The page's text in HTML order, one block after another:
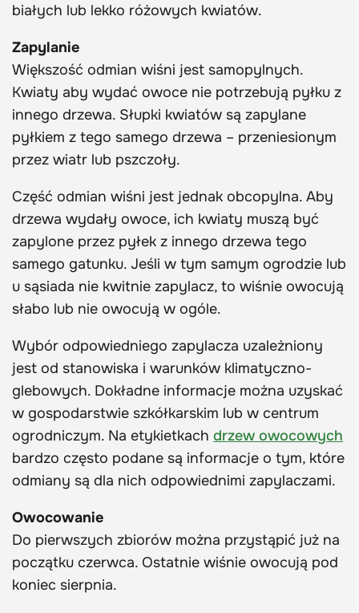
białych lub lekko różowych kwiatów.
Zapylanie
Większość odmian wiśni jest samopylnych.
Kwiaty aby wydać owoce nie potrzebują pyłku z
innego drzewa. Słupki kwiatów są zapylane
pyłkiem z tego samego drzewa – przeniesionym
przez wiatr lub pszczoły.
Część odmian wiśni jest jednak obcopylna. Aby
drzewa wydały owoce, ich kwiaty muszą być
zapylone przez pyłek z innego drzewa tego
samego gatunku. Jeśli w tym samym ogrodzie lub
u sąsiada nie kwitnie zapylacz, to wiśnie owocują
słabo lub nie owocują w ogóle.
Wybór odpowiedniego zapylacza uzależniony
jest od stanowiska i warunków klimatyczno-
glebowych. Dokładne informacje można uzyskać
w gospodarstwie szkółkarskim lub w centrum
ogrodniczym. Na etykietkach drzew owocowych
bardzo często podane są informacje o tym, które
odmiany są dla nich odpowiednimi zapylaczami.
Owocowanie
Do pierwszych zbiorów można przystąpić już na
początku czerwca. Ostatnie wiśnie owocują pod
koniec sierpnia.